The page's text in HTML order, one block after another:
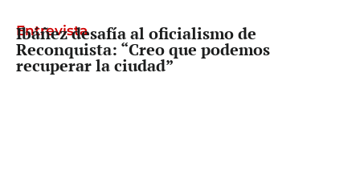
Entrevista
Ibáñez desafía al oficialismo de
Reconquista: “Creo que podemos
recuperar la ciudad”